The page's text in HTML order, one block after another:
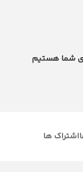
اشتراک ها